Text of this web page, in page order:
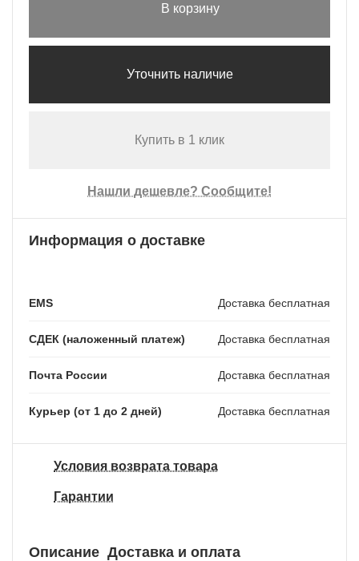
В корзину
Уточнить наличие
Купить в 1 клик
Нашли дешевле? Сообщите!
Информация о доставке
EMS Доставка бесплатная
СДЕК (наложенный платеж) Доставка бесплатная
Почта России Доставка бесплатная
Курьер (от 1 до 2 дней) Доставка бесплатная
Условия возврата товара
Гарантии
Описание Доставка и оплата